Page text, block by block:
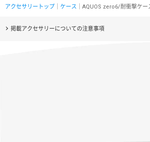
アクセサリートップ ケース ｜AQUOS zero6/耐衝撃ケー
掲載アクセサリーについての注意事項